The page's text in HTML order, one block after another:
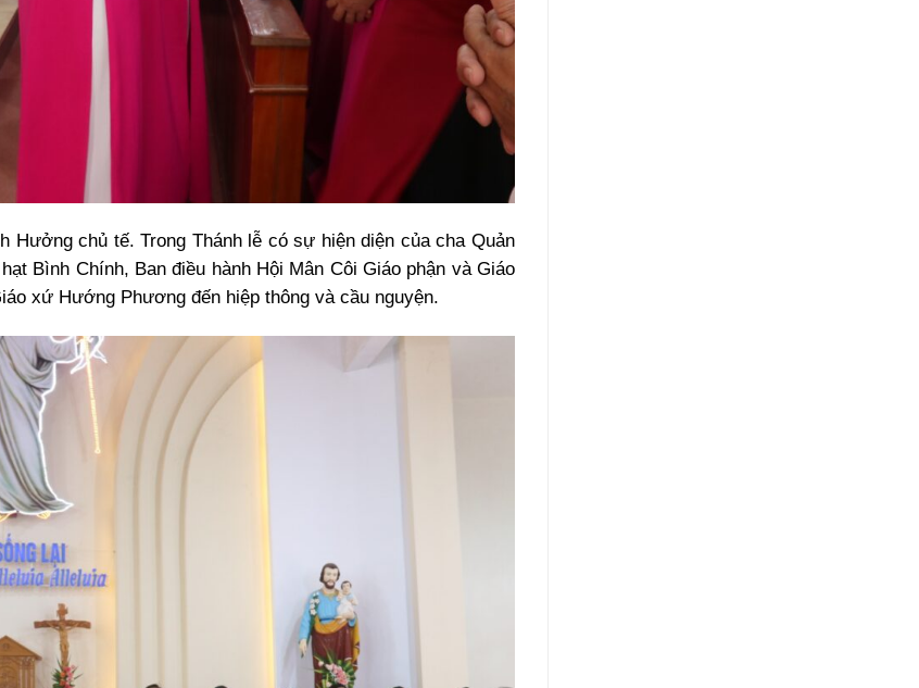
chủ tế. Trong Thánh lễ có sự hiện diện của cha Quản
Bình Chính, Ban điều hành Hội Mân Côi Giáo phận và Giáo
xứ Hướng Phương đến hiệp thông và cầu nguyện.